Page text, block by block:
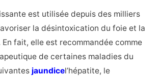
est utilisée depuis des milliers
la désintoxication du foie et la
fait, elle est recommandée comme
de certaines maladies du
jaundicel’hépatite, le